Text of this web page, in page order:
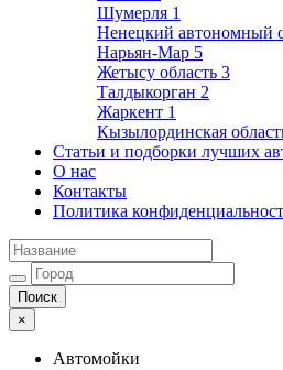
Шумерля 1
Ненецкий автономный
Нарьян-Мар 5
Жетысу область 3
Талдыкорган 2
Жаркент 1
Кызылординская
Статьи и подборки лучших
О нас
Контакты
Политика
×
Автомойки